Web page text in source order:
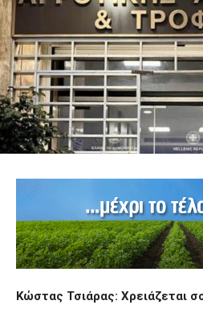
Κώστας Τσιάρας: Χρειάζεται